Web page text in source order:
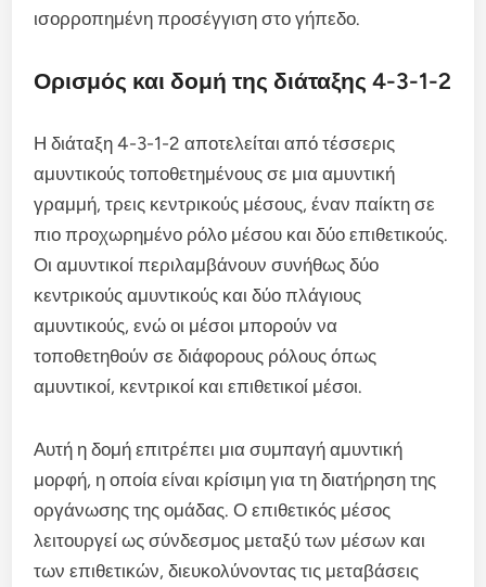
ισορροπημένη προσέγγιση στο γήπεδο.
Ορισμός και δομή της διάταξης 4-3-1-2
Η διάταξη 4-3-1-2 αποτελείται από τέσσερις
αμυντικούς τοποθετημένους σε μια αμυντική
γραμμή, τρεις κεντρικούς μέσους, έναν παίκτη σε
πιο προχωρημένο ρόλο μέσου και δύο επιθετικούς.
Οι αμυντικοί περιλαμβάνουν συνήθως δύο
κεντρικούς αμυντικούς και δύο πλάγιους
αμυντικούς, ενώ οι μέσοι μπορούν να
τοποθετηθούν σε διάφορους ρόλους όπως
αμυντικοί, κεντρικοί και επιθετικοί μέσοι.
Αυτή η δομή επιτρέπει μια συμπαγή αμυντική
μορφή, η οποία είναι κρίσιμη για τη διατήρηση της
οργάνωσης της ομάδας. Ο επιθετικός μέσος
λειτουργεί ως σύνδεσμος μεταξύ των μέσων και
των επιθετικών, διευκολύνοντας τις μεταβάσεις